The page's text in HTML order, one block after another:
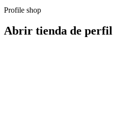
Profile shop
Abrir tienda de perfil